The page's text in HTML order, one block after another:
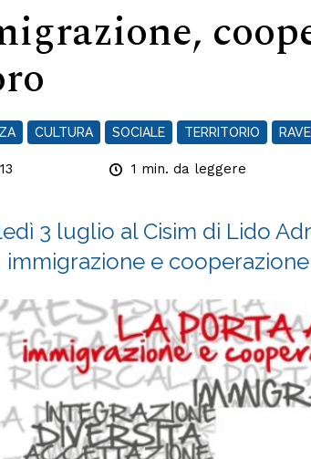
CULTURA SOCIALE TERRITORIO
1 min. da leggere
3 luglio al Cisim di Lido
immigrazione e